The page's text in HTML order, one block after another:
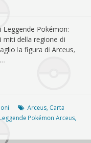
Leggende Pokémon:
miti della regione di
la figura di Arceus,
Arceus, Carta
Pokémon Arceus,